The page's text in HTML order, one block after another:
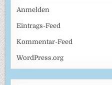
Anmelden
Eintrags-Feed
Kommentar-Feed
WordPress.org